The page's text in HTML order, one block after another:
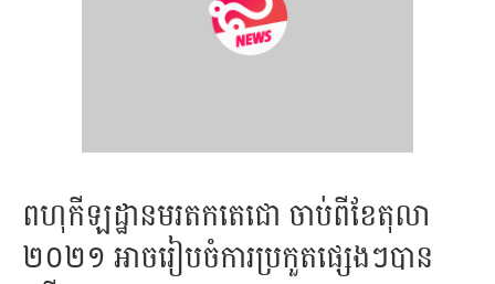
ពហុ​កីឡដ្ឋាន​មរតក​តេជោ ​ចាប់​ពី​ខែ​តុលា​
២០២១ ​អាច​រៀបចំ​ការប្រកួត​ផ្សេងៗ​បាន​